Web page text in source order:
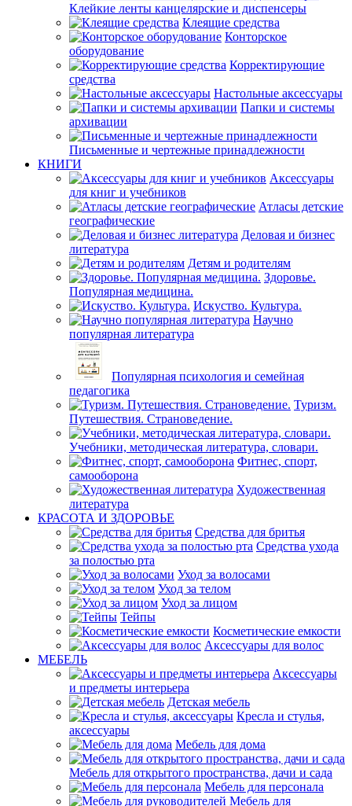
Клейкие ленты канцелярские и диспенсеры
Клеящие средства
Конторское
оборудование
Корректирующие
средства
Настольные аксессуары
Папки и системы
архивации
Письменные и чертежные принадлежности
КНИГИ
Аксессуары
для книг и учебников
Атласы детские
географические
Деловая и бизнес
литература
Детям и родителям
Здоровье.
Популярная медицина.
Искуство. Культура.
Научно
популярная литература
Популярная психология и семейная
педагогика
Туризм.
Путешествия. Страноведение.
Учебники, методическая литература, словари.
Фитнес, спорт,
самооборона
Художественная
литература
КРАСОТА И ЗДОРОВЬЕ
Средства для бритья
Средства ухода
за полостью рта
Уход за волосами
Уход за телом
Уход за лицом
Тейпы
Косметические емкости
Аксессуары для волос
МЕБЕЛЬ
Аксессуары
и предметы интерьера
Детская мебель
Кресла и стулья,
аксессуары
Мебель для дома
Мебель для открытого пространства, дачи и сада
Мебель для персонала
Мебель для